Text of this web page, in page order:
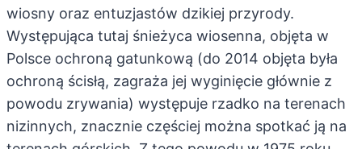
wiosny oraz entuzjastów dzikiej przyrody.
Występująca tutaj śnieżyca wiosenna, objęta w
Polsce ochroną gatunkową (do 2014 objęta była
ochroną ścisłą, zagraża jej wyginięcie głównie z
powodu zrywania) występuje rzadko na terenach
nizinnych, znacznie częściej można spotkać ją na